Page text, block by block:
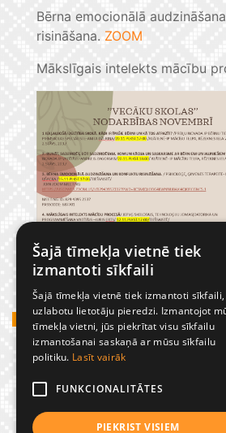
Bērna emocionālā
risināšana. ZOOM
Mākslīgais intelekts mācību
GADĪJUMBILDES
Šajā tīmekļa vietnē tiek
izmantoti sīkfaili
Šajā tīmekļa vietnē tiek izmantoti sīkfaili,
uzlabotu lietotāju pieredzi. Izmantojot
tīmekļa vietni, jūs piekrītat visu sīkfailu
izmantošanai saskaņā ar mūsu sīkfailu
politiku. Lasīt vairāk
FUNKCIONALITĀTES
PIEKRIST VISIEM